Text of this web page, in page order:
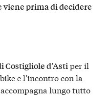
viene prima di decidere
Costigliole d’Astiper il
e l’incontro con la
lungo tutto